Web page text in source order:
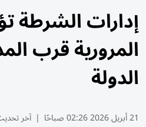
إدارات الشرطة
المرورية قرب
الدولة
21 أبريل 2026 02:26 صباحًا | آخر